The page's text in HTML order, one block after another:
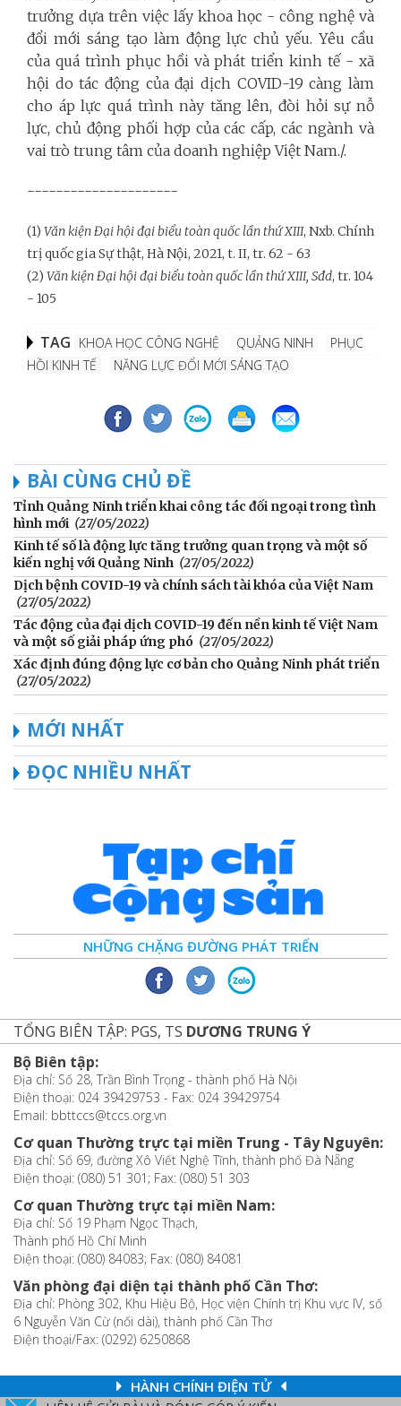
trưởng dựa trên việc lấy khoa học - công nghệ và
đổi mới sáng tạo làm động lực chủ yếu. Yêu cầu
của quá trình phục hồi và phát triển kinh tế - xã
hội do tác động của đại dịch COVID-19 càng làm
cho áp lực quá trình này tăng lên, đòi hỏi sự nỗ
lực, chủ động phối hợp của các cấp, các ngành và
vai trò trung tâm của doanh nghiệp Việt Nam./.
---------------------
(1) Văn kiện Đại hội đại biểu toàn quốc lần thứ XIII, Nxb. Chính
trị quốc gia Sự thật, Hà Nội, 2021, t. II, tr. 62 - 63
(2) Văn kiện Đại hội đại biểu toàn quốc lần thứ XIII, Sđd, tr. 104
- 105
TAG KHOA HỌC CÔNG NGHỆ QUẢNG NINH
PHỤC
HỒI KINH TẾ
NĂNG LỰC ĐỔI MỚI SÁNG TẠO
BÀI CÙNG CHỦ ĐỀ
Tỉnh Quảng Ninh triển khai công tác đối ngoại trong tình
hình mới (27/05/2022)
Kinh tế số là động lực tăng trưởng quan trọng và một số
kiến nghị với Quảng Ninh (27/05/2022)
Dịch bệnh COVID-19 và chính sách tài khóa của Việt Nam
(27/05/2022)
Tác động của đại dịch COVID-19 đến nền kinh tế Việt Nam
và một số giải pháp ứng phó (27/05/2022)
Xác định đúng động lực cơ bản cho Quảng Ninh phát triển
(27/05/2022)
MỚI NHẤT
ĐỌC NHIỀU NHẤT
NHỮNG CHẶNG ĐƯỜNG PHÁT TRIỂN
TỔNG BIÊN TẬP: PGS, TS DƯƠNG TRUNG Ý
Bộ Biên tập:
Địa chỉ: Số 28, Trần Bình Trọng - thành phố Hà Nội
Điện thoại: 024 39429753 - Fax: 024 39429754
Email: bbttccs@tccs.org.vn
Cơ quan Thường trực tại miền Trung - Tây Nguyên:
Địa chỉ: Số 69, đường Xô Viết Nghệ Tĩnh, thành phố Đà Nẵng
Điện thoại: (080) 51 301; Fax: (080) 51 303
Cơ quan Thường trực tại miền Nam:
Địa chỉ: Số 19 Phạm Ngọc Thạch,
Thành phố Hồ Chí Minh
Điện thoại: (080) 84083; Fax: (080) 84081
Văn phòng đại diện tại thành phố Cần Thơ:
Địa chỉ: Phòng 302, Khu Hiệu Bộ, Học viện Chính trị Khu vực IV, số
6 Nguyễn Văn Cừ (nối dài), thành phố Cần Thơ
Điện thoại/Fax: (0292) 6250868
HÀNH CHÍNH ĐIỆN TỬ